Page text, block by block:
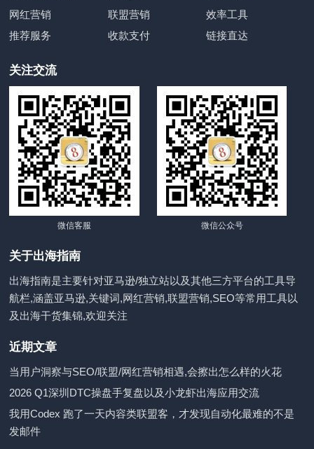
网红营销
联盟营销
效率工具
推荐服务
收款支付 链接直达
关注交流
微信客服 微信公众号
关于出海指南
出海指南是主要针对亚马逊/独立站以及其他三方平台的工具导
航栏,涵盖亚马逊,关键词,网红营销,联盟营销,SEO等常用工具以
及出海干货集锦,欢迎关注
近期文章
当用户洞察与SEO/联盟/网红营销相遇,会擦出怎么样的火花
2026 Q1深圳DTC操盘手复盘以及小龙虾出海应用交流
我用Codex 跑了一天内容类联盟客，才发现自动化最难的不是
发邮件